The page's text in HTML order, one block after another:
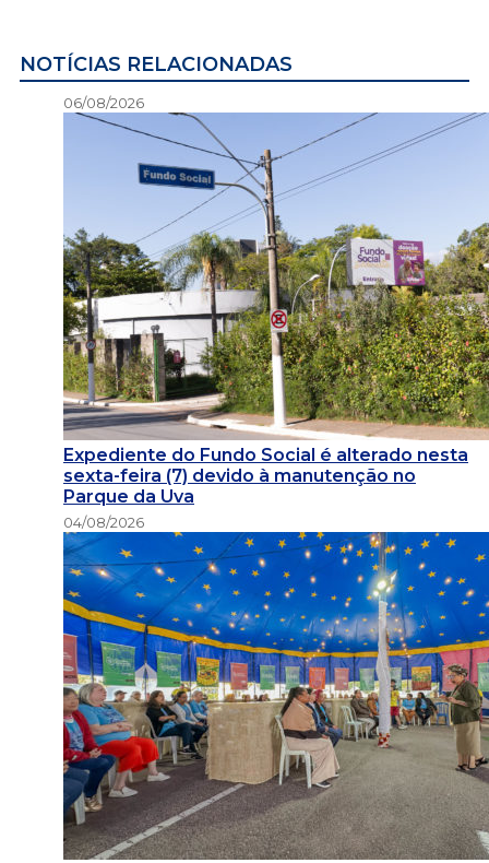
NOTÍCIAS RELACIONADAS
06/08/2026
Expediente do Fundo Social é alterado nesta
sexta-feira (7) devido à manutenção no
Parque da Uva
04/08/2026